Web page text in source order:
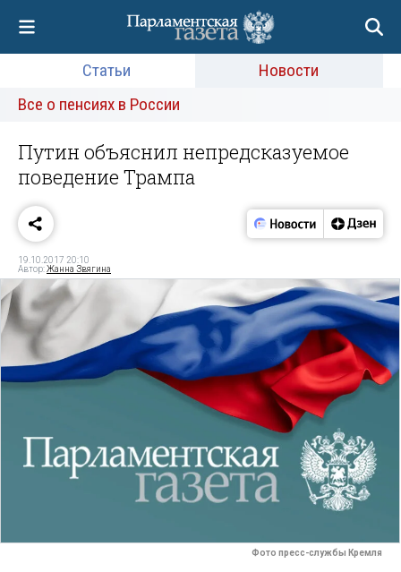
Статьи
Новости
Все о пенсиях в России
Путин объяснил непредсказуемое
поведение Трампа
19.10.2017 20:10
Автор:Жанна Звягина
Фото пресс-службы Кремля